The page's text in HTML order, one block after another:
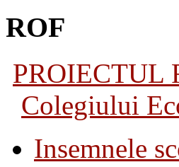
ROF
PROIECTUL
Colegiului
Insemnele